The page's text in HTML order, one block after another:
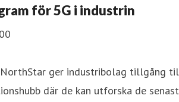
för 5G i industrin
ger industribolag tillgång
där de kan utforska de